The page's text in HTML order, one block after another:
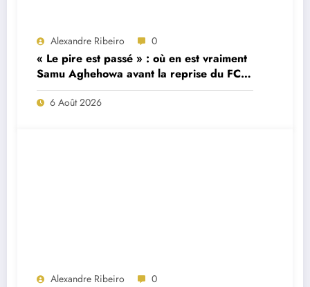
Alexandre Ribeiro 0
« Le pire est passé » : où en est vraiment
Samu Aghehowa avant la reprise du FC
Porto ?
6 Août 2026
Alexandre Ribeiro 0